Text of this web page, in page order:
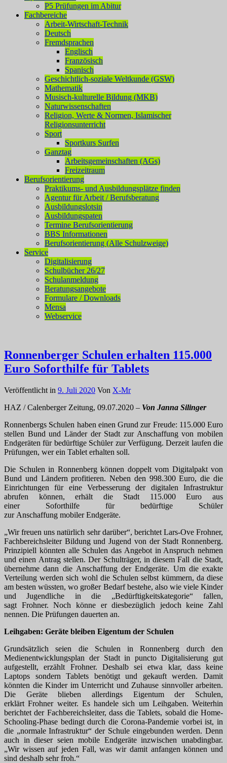
P5 Prüfungen im Abitur
Fachbereiche
Arbeit-Wirtschaft-Technik
Deutsch
Fremdsprachen
Englisch
Französisch
Spanisch
Geschichtlich-soziale Weltkunde (GSW)
Mathematik
Musisch-kulturelle Bildung (MKB)
Naturwissenschaften
Religion, Werte & Normen, Islamischer
Religionsunterricht
Sport
Sportkurs Surfen
Ganztag
Arbeitsgemeinschaften (AGs)
Freizeitraum
Berufsorientierung
Praktikums- und Ausbildungsplätze finden
Agentur für Arbeit / Berufsberatung
Ausbildungslotsin
Ausbildungspaten
Termine Berufsorientierung
BBS Informationen
Berufsorientierung (Alle Schulzweige)
Service
Digitalisierung
Schulbücher 26/27
Schulanmeldung
Beratungsangebote
Formulare / Downloads
Mensa
Webservice
Ronnenberger Schulen erhalten 115.000
Euro Soforthilfe für Tablets
Veröffentlicht in 9. Juli 2020 Von X-Mr
HAZ / Calenberger Zeitung, 09.07.2020 – Von Janna Silinger
Ronnenbergs Schulen haben einen Grund zur Freude: 115.000 Euro
stellen Bund und Länder der Stadt zur Anschaffung von mobilen
Endgeräten für bedürftige Schüler zur Verfügung. Derzeit laufen die
Prüfungen, wer ein Tablet erhalten soll.
Die Schulen in Ronnenbergkönnen doppelt vom Digitalpaktvon
Bund und Ländern profitieren. Neben den 998.300 Euro, die die
Einrichtungen für eine Verbesserung der digitalen Infrastruktur
abrufen können, erhält die Stadt 115.000 Euro aus
einer Soforthilfe für bedürftige Schüler
zur Anschaffung mobilerEndgeräte.
„Wir freuen uns natürlich sehr darüber“, berichtet Lars-Ove Frohner,
Fachbereichsleiter Bildung und Jugend von der Stadt Ronnenberg.
Prinzipiell könnten alle Schulen das Angebot in Anspruch nehmen
und einen Antrag stellen. Der Schulträger, in diesem Fall die Stadt,
übernehme dann die AnschaffungderEndgeräte. Um die exakte
Verteilung werden sich wohl die Schulen selbst kümmern, da diese
am besten wüssten, wo großer Bedarf bestehe, also wie viele Kinder
und Jugendliche in die „Bedürftigkeitskategorie“ fallen,
sagt Frohner. Noch könne er diesbezüglich jedoch keine Zahl
nennen. Die Prüfungen dauerten an.
Leihgaben: Geräte bleiben Eigentum der Schulen
Grundsätzlich seien die Schulen in Ronnenberg durch den
Medienentwicklungsplan der Stadt in puncto Digitalisierung gut
aufgestellt, erzählt Frohner. Deshalb sei etwa klar, dass keine
Laptops sondern Tablets benötigt und gekauft werden. Damit
könnten die Kinder im Unterricht und Zuhause sinnvoller arbeiten.
Die Geräte blieben allerdings Eigentum der Schulen,
erklärt Frohner weiter. Es handele sich um Leihgaben. Weiterhin
berichtet der Fachbereichsleiter, dass die Tablets, sobald die Home-
Schooling-Phase bedingt durch die Corona-Pandemie vorbei ist, in
die „normale Infrastruktur“ der Schule eingebunden werden. Denn
auch in dieser seien mobile Endgeräte inzwischen unabdingbar.
„Wir wissen auf jeden Fall, was wir damit anfangen können und
sind deshalb sehr froh.“